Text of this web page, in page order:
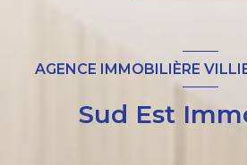
AGENCE IMMOBILIÈRE
Sud Est